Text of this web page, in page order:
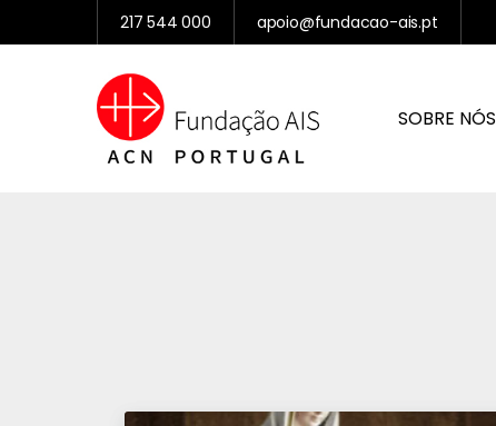
217 544 000 apoio@fundacao-ais.pt
SOBRE NÓS